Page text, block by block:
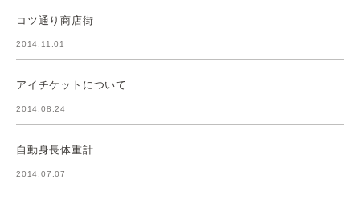
コツ通り商店街
2014.11.01
アイチケットについて
2014.08.24
自動身長体重計
2014.07.07